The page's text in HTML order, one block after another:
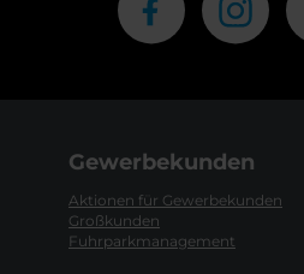
Gewerbekunden
Aktionen für Gewerbekunden
Großkunden
Fuhrparkmanagement